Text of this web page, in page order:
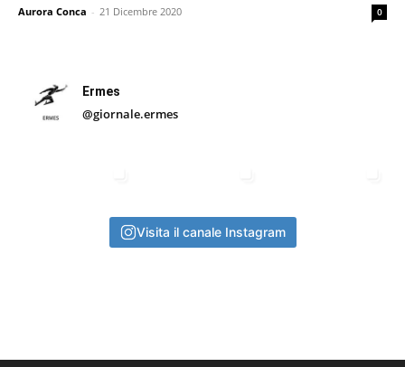
Aurora Conca - 21 Dicembre 2020 0
Ermes
@giornale.ermes
Visita il canale Instagram